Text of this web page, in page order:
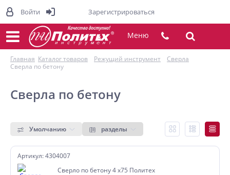
Меню
Главная Каталог товаров Режущий инструмент
Сверла
Сверла по бетону
Сверла по бетону
Умолчанию разделы
Артикул: 4304007
Сверло по бетону 4 х75 Политех
Войти Зарегистрироваться